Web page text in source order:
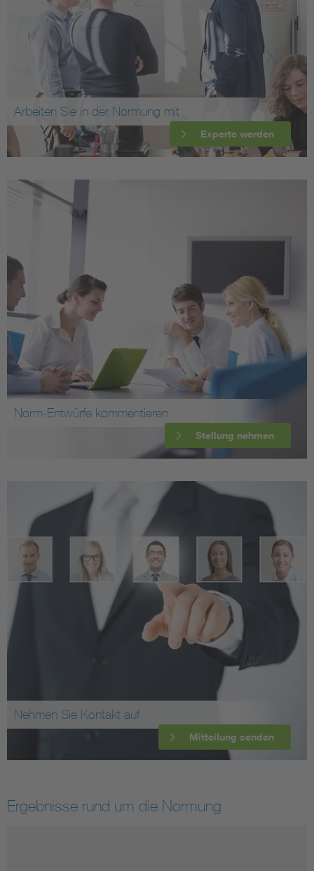
Arbeiten Sie in der Normung mit
Experte werden
Norm-Entwürfe kommentieren
Stellung nehmen
Nehmen Sie Kontakt auf
Mitteilung senden
Ergebnisse rund um die Normung